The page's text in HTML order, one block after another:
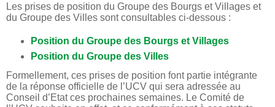
Les prises de position du Groupe des Bourgs et Villages et
du Groupe des Villes sont consultables ci-dessous :
Position du Groupe des Bourgs et Villages
Position du Groupe des Villes
Formellement, ces prises de position font partie intégrante
de la réponse officielle de l’UCV qui sera adressée au
Conseil d’Etat ces prochaines semaines. Le Comité de